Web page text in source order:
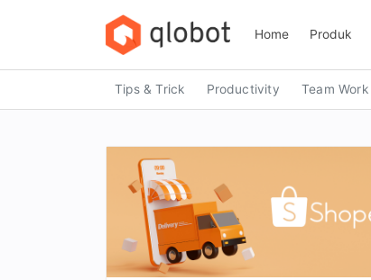
Home Produk
Tips & Trick Productivity Team Work